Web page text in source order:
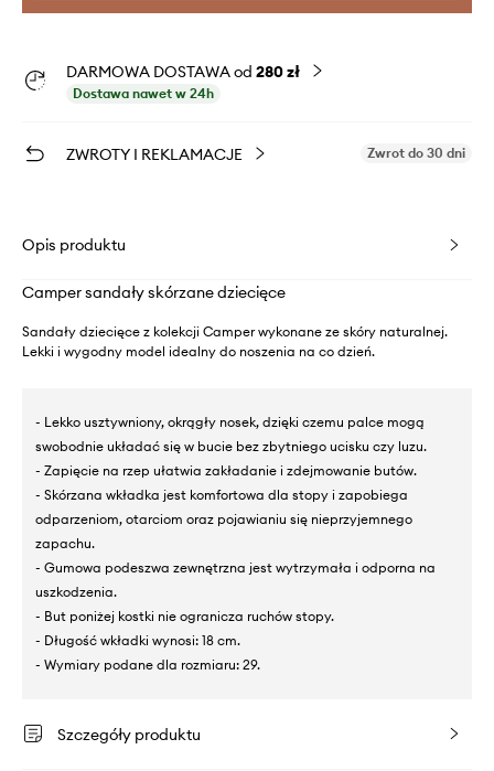
DARMOWA DOSTAWA od 280 zł
Dostawa nawet w 24h
ZWROTY I REKLAMACJE Zwrot do 30 dni
Opis produktu
Camper sandały skórzane dziecięce
Sandały dziecięce z kolekcji Camper wykonane ze skóry naturalnej.
Lekki i wygodny model idealny do noszenia na co dzień.
- Lekko usztywniony, okrągły nosek, dzięki czemu palce mogą
swobodnie układać się w bucie bez zbytniego ucisku czy luzu.
- Zapięcie na rzep ułatwia zakładanie i zdejmowanie butów.
- Skórzana wkładka jest komfortowa dla stopy i zapobiega
odparzeniom, otarciom oraz pojawianiu się nieprzyjemnego
zapachu.
- Gumowa podeszwa zewnętrzna jest wytrzymała i odporna na
uszkodzenia.
- But poniżej kostki nie ogranicza ruchów stopy.
- Długość wkładki wynosi: 18 cm.
- Wymiary podane dla rozmiaru: 29.
Szczegóły produktu